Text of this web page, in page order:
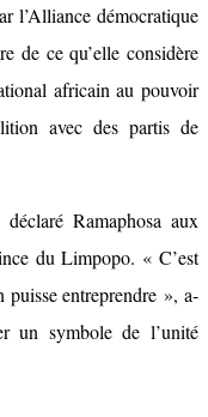
l’Alliance démocratique
de ce qu’elle considère
africain au pouvoir
avec des partis de
Ramaphosa aux
du Limpopo. « C’est
puisse entreprendre », a-
un symbole de l’unité